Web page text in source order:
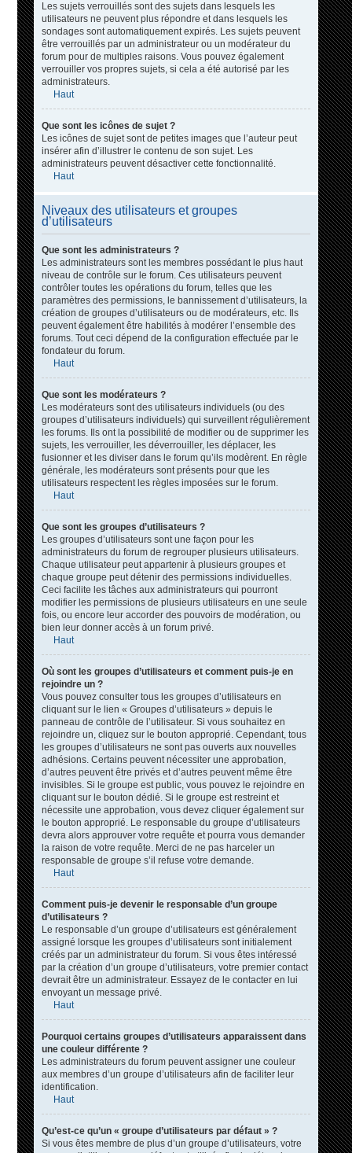
Les sujets verrouillés sont des sujets dans lesquels les
utilisateurs ne peuvent plus répondre et dans lesquels les
sondages sont automatiquement expirés. Les sujets peuvent
être verrouillés par un administrateur ou un modérateur du
forum pour de multiples raisons. Vous pouvez également
verrouiller vos propres sujets, si cela a été autorisé par les
administrateurs.
Haut
Que sont les icônes de sujet ?
Les icônes de sujet sont de petites images que l’auteur peut
insérer afin d’illustrer le contenu de son sujet. Les
administrateurs peuvent désactiver cette fonctionnalité.
Haut
Niveaux des utilisateurs et groupes
d’utilisateurs
Que sont les administrateurs ?
Les administrateurs sont les membres possédant le plus haut
niveau de contrôle sur le forum. Ces utilisateurs peuvent
contrôler toutes les opérations du forum, telles que les
paramètres des permissions, le bannissement d’utilisateurs, la
création de groupes d’utilisateurs ou de modérateurs, etc. Ils
peuvent également être habilités à modérer l’ensemble des
forums. Tout ceci dépend de la configuration effectuée par le
fondateur du forum.
Haut
Que sont les modérateurs ?
Les modérateurs sont des utilisateurs individuels (ou des
groupes d’utilisateurs individuels) qui surveillent régulièrement
les forums. Ils ont la possibilité de modifier ou de supprimer les
sujets, les verrouiller, les déverrouiller, les déplacer, les
fusionner et les diviser dans le forum qu’ils modèrent. En règle
générale, les modérateurs sont présents pour que les
utilisateurs respectent les règles imposées sur le forum.
Haut
Que sont les groupes d’utilisateurs ?
Les groupes d’utilisateurs sont une façon pour les
administrateurs du forum de regrouper plusieurs utilisateurs.
Chaque utilisateur peut appartenir à plusieurs groupes et
chaque groupe peut détenir des permissions individuelles.
Ceci facilite les tâches aux administrateurs qui pourront
modifier les permissions de plusieurs utilisateurs en une seule
fois, ou encore leur accorder des pouvoirs de modération, ou
bien leur donner accès à un forum privé.
Haut
Où sont les groupes d’utilisateurs et comment puis-je en
rejoindre un ?
Vous pouvez consulter tous les groupes d’utilisateurs en
cliquant sur le lien « Groupes d’utilisateurs » depuis le
panneau de contrôle de l’utilisateur. Si vous souhaitez en
rejoindre un, cliquez sur le bouton approprié. Cependant, tous
les groupes d’utilisateurs ne sont pas ouverts aux nouvelles
adhésions. Certains peuvent nécessiter une approbation,
d’autres peuvent être privés et d’autres peuvent même être
invisibles. Si le groupe est public, vous pouvez le rejoindre en
cliquant sur le bouton dédié. Si le groupe est restreint et
nécessite une approbation, vous devez cliquer également sur
le bouton approprié. Le responsable du groupe d’utilisateurs
devra alors approuver votre requête et pourra vous demander
la raison de votre requête. Merci de ne pas harceler un
responsable de groupe s’il refuse votre demande.
Haut
Comment puis-je devenir le responsable d’un groupe
d’utilisateurs ?
Le responsable d’un groupe d’utilisateurs est généralement
assigné lorsque les groupes d’utilisateurs sont initialement
créés par un administrateur du forum. Si vous êtes intéressé
par la création d’un groupe d’utilisateurs, votre premier contact
devrait être un administrateur. Essayez de le contacter en lui
envoyant un message privé.
Haut
Pourquoi certains groupes d’utilisateurs apparaissent dans
une couleur différente ?
Les administrateurs du forum peuvent assigner une couleur
aux membres d’un groupe d’utilisateurs afin de faciliter leur
identification.
Haut
Qu’est-ce qu’un « groupe d’utilisateurs par défaut » ?
Si vous êtes membre de plus d’un groupe d’utilisateurs, votre